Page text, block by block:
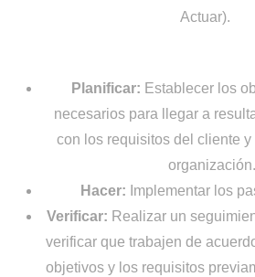
Actuar).
Planificar: Establecer los
necesarios para llegar a
con los requisitos del cliente
organización.
Hacer: Implementar los
Verificar: Realizar un
verificar que trabajen de
objetivos y los requisitos